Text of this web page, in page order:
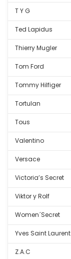
T Y G
Ted Lapidus
Thierry Mugler
Tom Ford
Tommy Hilfiger
Tortulan
Tous
Valentino
Versace
Victoria’s Secret
Viktor y Rolf
Women´Secret
Yves Saint Laurent
Z.A.C